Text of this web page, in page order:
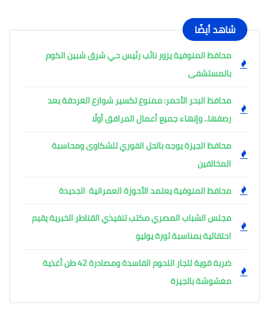
شاهد أيضًا
محافظ المنوفية يزور نائب رئيس حي شرق شبين الكوم
بالمستشفى
محافظ البحر الأحمر: ممنوع تكسير شوارع الغردقة بعد
رصفها.. وإنهاء جميع أعمال المرافق أولًا
محافظ الجيزة يوجه بالحل الفوري للشكاوى ومحاسبة
المخالفين
محافظ المنوفية يعتمد الأحوزة العمرانية الجديدة
مجلس الشباب المصري مكتب تنفيذي القناطر الخبرية يقيم
احتفالية بمناسبة ثورة يوليو
ضربة قوية لتجار اللحوم الفاسدة ومصادرة 42 طن أغذية
مغشوشة بالجيزة